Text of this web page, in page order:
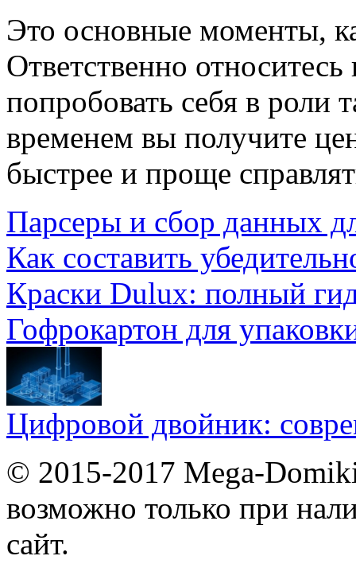
Это основные моменты,
Ответственно
попробовать себя в роли
временем вы получите
быстрее и проще
Парсеры и сбор данных
Как составить
Краски Dulux: полный
Гофрокартон для
Цифровой двойник:
© 2015-2017 Mega-
возможно только при
сайт.